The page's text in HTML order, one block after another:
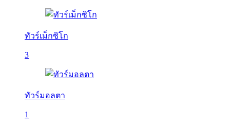
ทัวร์เม็กซิโก
3
ทัวร์มอลตา
1